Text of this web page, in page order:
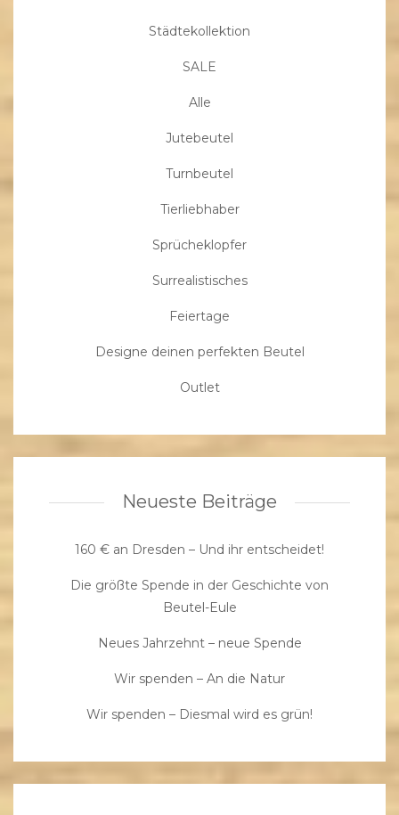
Städtekollektion
SALE
Alle
Jutebeutel
Turnbeutel
Tierliebhaber
Sprücheklopfer
Surrealistisches
Feiertage
Designe deinen perfekten Beutel
Outlet
Neueste Beiträge
160 € an Dresden – Und ihr entscheidet!
Die größte Spende in der Geschichte von
Beutel-Eule
Neues Jahrzehnt – neue Spende
Wir spenden – An die Natur
Wir spenden – Diesmal wird es grün!